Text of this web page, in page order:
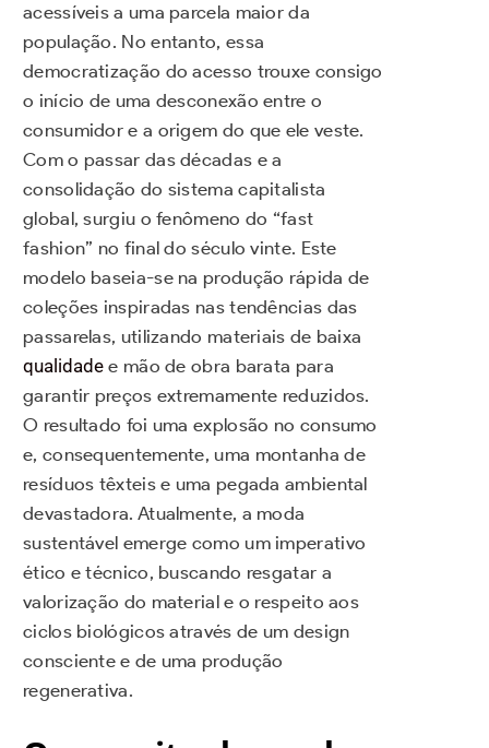
acessíveis a uma parcela maior da
população. No entanto, essa
democratização do acesso trouxe consigo
o início de uma desconexão entre o
consumidor e a origem do que ele veste.
Com o passar das décadas e a
consolidação do sistema capitalista
global, surgiu o fenômeno do “fast
fashion” no final do século vinte. Este
modelo baseia-se na produção rápida de
coleções inspiradas nas tendências das
passarelas, utilizando materiais de baixa
qualidade e mão de obra barata para
garantir preços extremamente reduzidos.
O resultado foi uma explosão no consumo
e, consequentemente, uma montanha de
resíduos têxteis e uma pegada ambiental
devastadora. Atualmente, a moda
sustentável emerge como um imperativo
ético e técnico, buscando resgatar a
valorização do material e o respeito aos
ciclos biológicos através de um design
consciente e de uma produção
regenerativa.